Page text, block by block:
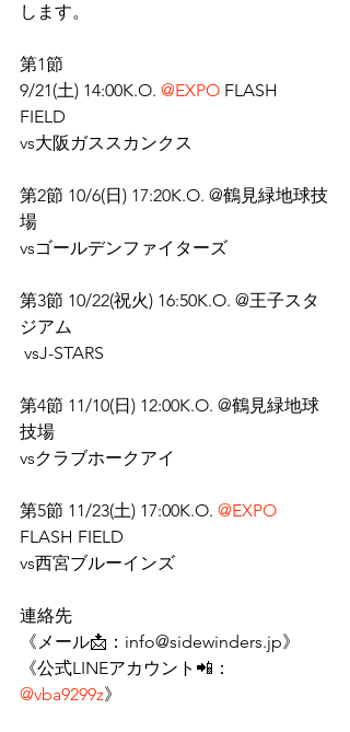
します。
第1節
9/21(土) 14:00K.O. @EXPO FLASH
FIELD
vs大阪ガススカンクス
第2節 10/6(日) 17:20K.O. @鶴見緑地球技
場
vsゴールデンファイターズ
第3節 10/22(祝火) 16:50K.O. @王子スタ
ジアム
vsJ-STARS
第4節 11/10(日) 12:00K.O. @鶴見緑地球
技場
vsクラブホークアイ
第5節 11/23(土) 17:00K.O. @EXPO
FLASH FIELD
vs西宮ブルーインズ
連絡先
《メール📩：info@sidewinders.jp》
《公式LINEアカウント📲：
@vba9299z》